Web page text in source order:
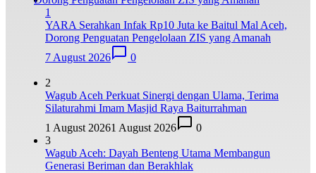
1
YARA Serahkan Infak Rp10 Juta ke Baitul Mal Aceh,
Dorong Penguatan Pengelolaan ZIS yang Amanah
7 August 2026
0
2
Wagub Aceh Perkuat Sinergi dengan Ulama, Terima
Silaturahmi Imam Masjid Raya Baiturrahman
1 August 20261 August 2026
0
3
Wagub Aceh: Dayah Benteng Utama Membangun
Generasi Beriman dan Berakhlak